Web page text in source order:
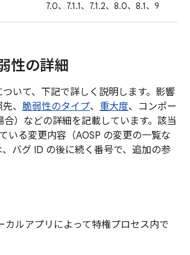
7.0、7.1.1、7.1.2、8.0、8.1、9
性の詳細
いて、下記で詳しく説明します。影響
、 脆弱性のタイプ、 重大度、コンポー
）などの詳細を記載しています。該当
いる変更内容（AOSP の変更の一覧な
バグ ID の後に続く番号で、追加の参
ルアプリによって特権プロセス内で